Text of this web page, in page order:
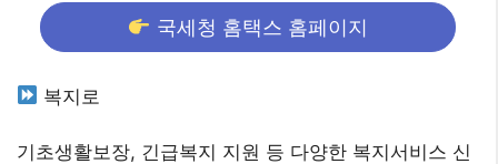
국세청 홈택스 홈페이지
복지로
기초생활보장, 긴급복지 지원 등 다양한 복지서비스 신